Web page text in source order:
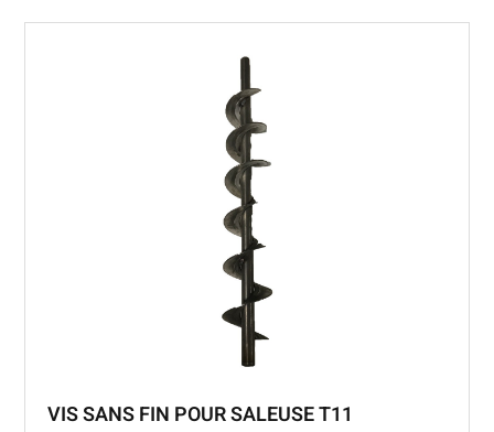
VIS SANS FIN POUR SALEUSE T11